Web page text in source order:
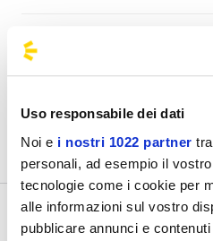
Uso responsabile dei dati
Noi e i nostri 1022 partner
personali, ad esempio il
tecnologie come i cookie per
alle informazioni sul vostro
pubblicare annunci e
Irama - Mantova 2026
Irama - Milano 2026
Tedua Jesolo 2027
Benvenuto nella pagina delle